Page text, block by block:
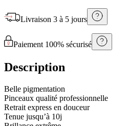
Livraison 3 à 5 jours
Paiement 100% sécurisé
Description
Belle pigmentation
Pinceaux qualité professionnelle
Retrait express en douceur
Tenue jusqu’à 10j